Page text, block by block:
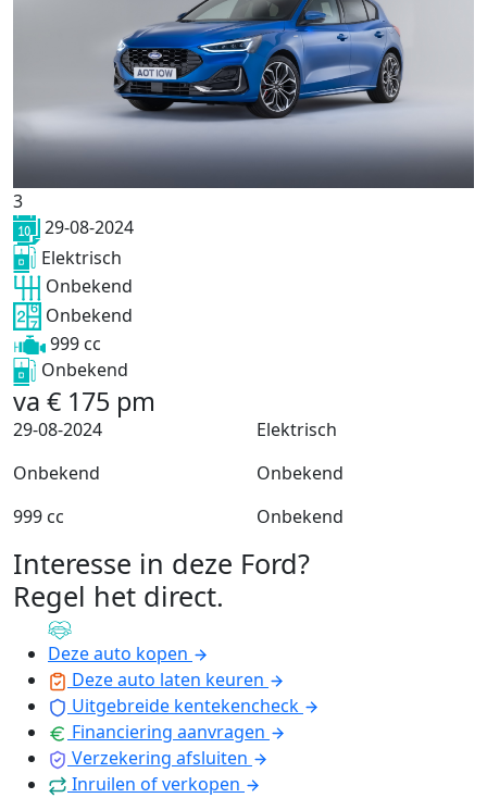
3
29-08-2024
Elektrisch
Onbekend
Onbekend
999 cc
Onbekend
va € 175 pm
29-08-2024
Elektrisch
Onbekend
Onbekend
999 cc
Onbekend
Interesse in deze Ford?
Regel het direct.
Deze auto kopen
Deze auto laten keuren
Uitgebreide kentekencheck
Financiering aanvragen
Verzekering afsluiten
Inruilen of verkopen